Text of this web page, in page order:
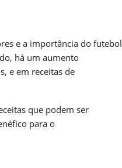
e a importância do futebol
há um aumento
e em receitas de
que podem ser
para o